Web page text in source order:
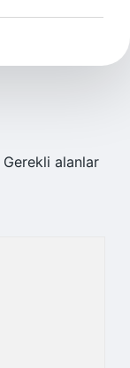
Gerekli alanlar